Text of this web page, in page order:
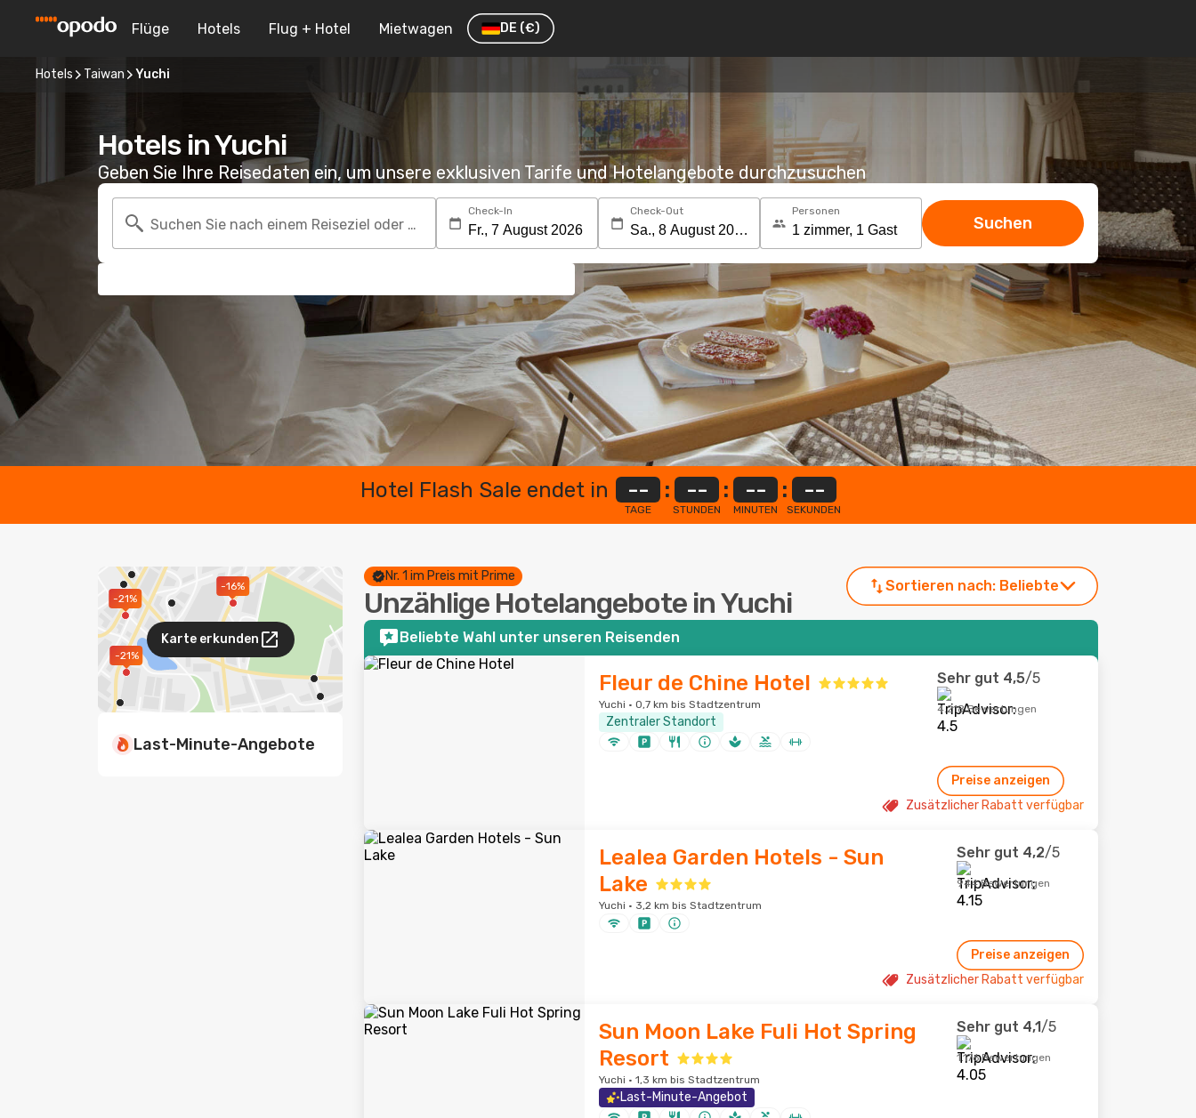
Flüge Hotels Flug + Hotel Mietwagen DE (€)
Hotels Taiwan Yuchi
Hotels in Yuchi
Geben Sie Ihre Reisedaten ein, um unsere exklusiven Tarife und Hotelangebote durchzusuchen
Suchen Sie nach einem Reiseziel oder Hotel
Check-In Check-Out Personen
Suchen
Hotel Flash Sale endet in --
TAGE
: --
STUNDEN
: --
MINUTEN
: --
SEKUNDEN
-21%
-21%
-16%
Karte erkunden
Last-Minute-Angebote
Nr. 1 im Preis mit Prime
Unzählige Hotelangebote in Yuchi
Sortieren nach: Beliebte
Beliebte Wahl unter unseren Reisenden
Fleur de Chine Hotel
Yuchi · 0,7 km bis Stadtzentrum
Zentraler Standort
Sehr gut 4,5/5
4.218 Bewertungen
Preise anzeigen
Zusätzlicher Rabatt verfügbar
Lealea Garden Hotels - Sun
Lake
Yuchi · 3,2 km bis Stadtzentrum
Sehr gut 4,2/5
944 Bewertungen
Preise anzeigen
Zusätzlicher Rabatt verfügbar
Sun Moon Lake Fuli Hot Spring
Resort
Yuchi · 1,3 km bis Stadtzentrum
Last-Minute-Angebot
Sehr gut 4,1/5
1.176 Bewertungen